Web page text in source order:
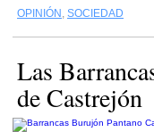
OPINIÓN , SOCIEDAD
Las
de Castrejón